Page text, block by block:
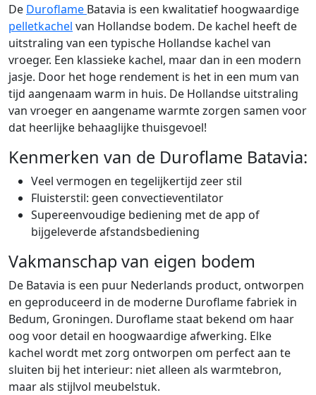
De Duroflame Batavia is een kwalitatief hoogwaardige
pelletkachel van Hollandse bodem. De kachel heeft de
uitstraling van een typische Hollandse kachel van
vroeger. Een klassieke kachel, maar dan in een modern
jasje. Door het hoge rendement is het in een mum van
tijd aangenaam warm in huis. De Hollandse uitstraling
van vroeger en aangename warmte zorgen samen voor
dat heerlijke behaaglijke thuisgevoel!
Kenmerken van de Duroflame Batavia:
Veel vermogen en tegelijkertijd zeer stil
Fluisterstil: geen convectieventilator
Supereenvoudige bediening met de app of
bijgeleverde afstandsbediening
Vakmanschap van eigen bodem
De Batavia is een puur Nederlands product, ontworpen
en geproduceerd in de moderne Duroflame fabriek in
Bedum, Groningen. Duroflame staat bekend om haar
oog voor detail en hoogwaardige afwerking. Elke
kachel wordt met zorg ontworpen om perfect aan te
sluiten bij het interieur: niet alleen als warmtebron,
maar als stijlvol meubelstuk.